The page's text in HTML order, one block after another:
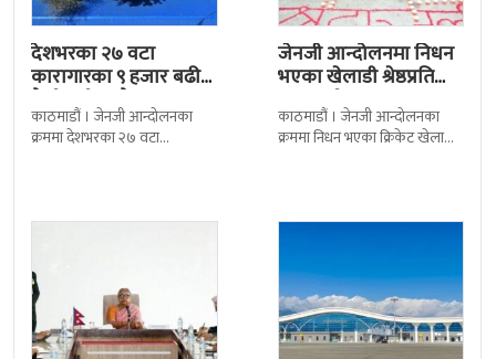
देशभरका २७ वटा
कारागारका ९ हजार बढी
कैदीबन्दी अझै फरार
काठमाडौं । जेनजी आन्दोलनका
क्रममा देशभरका २७ वटा
जेनजी आन्दोलनमा निधन
भएका खेलाडी श्रेष्ठप्रति
श्रद्धाञ्जली
काठमाडौं । जेनजी आन्दोलनका
क्रममा निधन भएका क्रिकेट खेलाडी